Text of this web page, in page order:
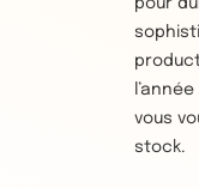
vous
stock.